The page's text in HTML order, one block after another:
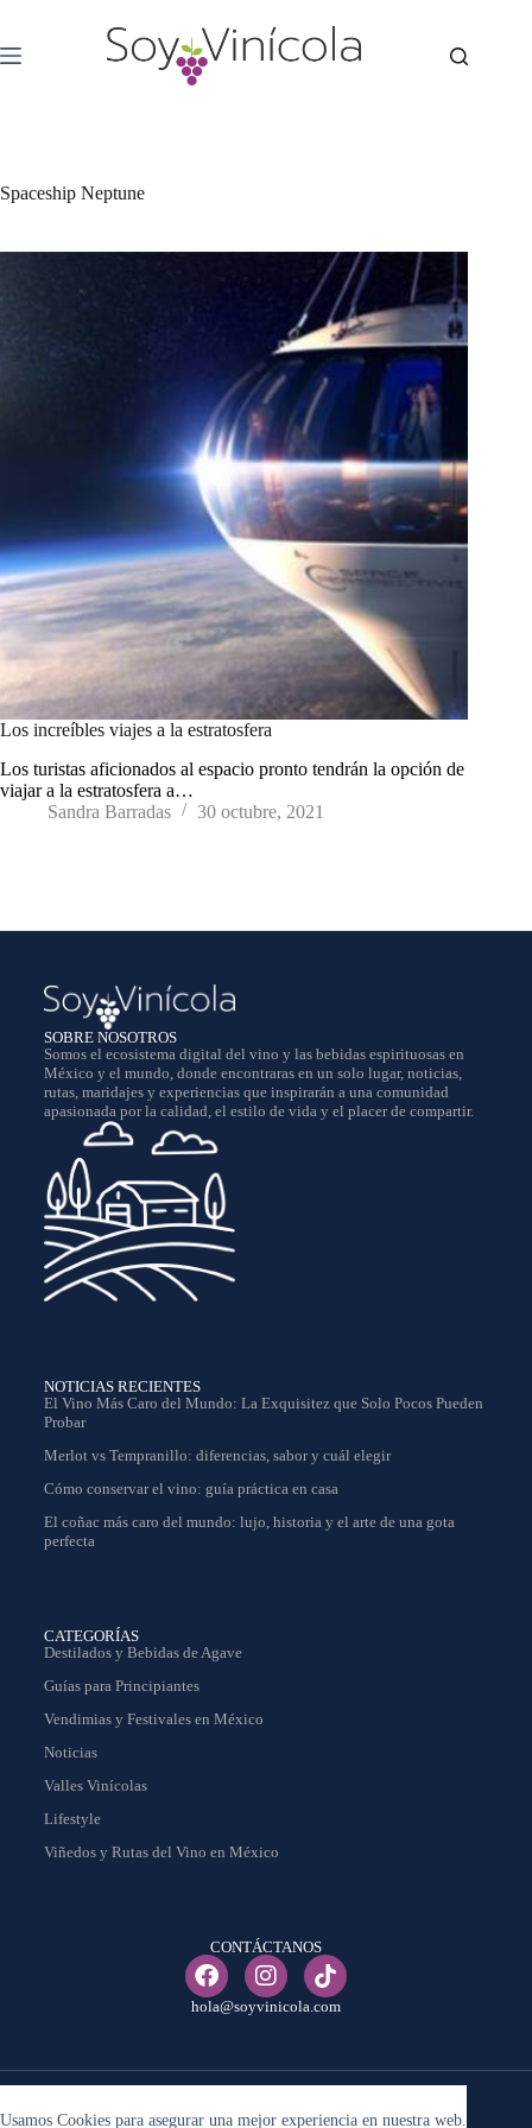
Usamos Cookies para asegurar una mejor experiencia en nuestra web.
Spaceship Neptune
Los increíbles viajes a la estratosfera
Los turistas aficionados al espacio pronto tendrán la opción de
viajar a la estratosfera a…
Sandra Barradas
30 octubre, 2021
SOBRE NOSOTROS
Somos el ecosistema digital del vino y las bebidas espirituosas en
México y el mundo, donde encontraras en un solo lugar, noticias,
rutas, maridajes y experiencias que inspirarán a una comunidad
apasionada por la calidad, el estilo de vida y el placer de compartir.
NOTICIAS RECIENTES
El Vino Más Caro del Mundo: La Exquisitez que Solo Pocos Pueden
Probar
Merlot vs Tempranillo: diferencias, sabor y cuál elegir
Cómo conservar el vino: guía práctica en casa
El coñac más caro del mundo: lujo, historia y el arte de una gota
perfecta
CATEGORÍAS
Destilados y Bebidas de Agave
Guías para Principiantes
Vendimias y Festivales en México
Noticias
Valles Vinícolas
Lifestyle
Viñedos y Rutas del Vino en México
CONTÁCTANOS
hola@soyvinicola.com